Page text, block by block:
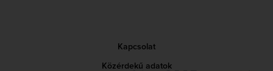
Kapcsolat
Közérdekű adatok